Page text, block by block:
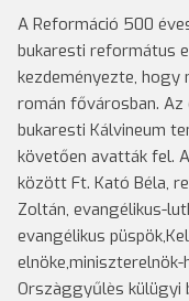
A Reformáció 500
bukaresti református
kezdeményezte, hogy
román fővárosban. Az
bukaresti Kálvineum
követően avatták fel.
között Ft. Kató Béla,
Zoltán, evangélikus-
evangélikus
Orszàggyűlès külügyi